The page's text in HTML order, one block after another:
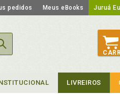
pedidos Meus eBooks Juruá
LIVREIROS